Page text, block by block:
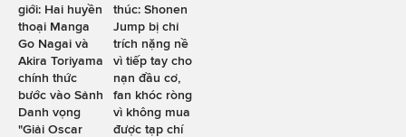
giới: Hai huyền
thoại Manga
Go Nagai và
Akira Toriyama
chính thức
bước vào Sảnh
Danh vọng
"Giải Oscar
thúc: Shonen
Jump bị chỉ
trích nặng nề
vì tiếp tay cho
nạn đầu cơ,
fan khóc ròng
vì không mua
được tạp chí